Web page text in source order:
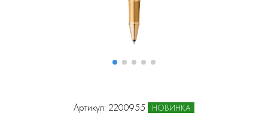
Артикул: 2200955 НОВИНКА